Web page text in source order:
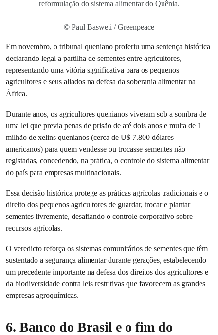
reformulação do sistema alimentar do Quênia.
© Paul Basweti / Greenpeace
Em novembro, o tribunal queniano proferiu uma sentença histórica
declarando legal a partilha de sementes entre agricultores,
representando uma vitória significativa para os pequenos
agricultores e seus aliados na defesa da soberania alimentar na
África.
Durante anos, os agricultores quenianos viveram sob a sombra de
uma lei que previa penas de prisão de até dois anos e multa de 1
milhão de xelins quenianos (cerca de U$ 7.800 dólares
americanos) para quem vendesse ou trocasse sementes não
registadas, concedendo, na prática, o controle do sistema alimentar
do país para empresas multinacionais.
Essa decisão histórica protege as práticas agrícolas tradicionais e o
direito dos pequenos agricultores de guardar, trocar e plantar
sementes livremente, desafiando o controle corporativo sobre
recursos agrícolas.
O veredicto reforça os sistemas comunitários de sementes que têm
sustentado a segurança alimentar durante gerações, estabelecendo
um precedente importante na defesa dos direitos dos agricultores e
da biodiversidade contra leis restritivas que favorecem as grandes
empresas agroquímicas.
6. Banco do Brasil e o fim do